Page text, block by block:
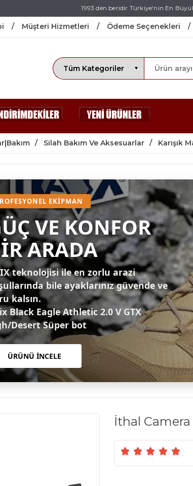
1993 den beridir Türkiye'nin En
Müşteri Hizmetleri Ödeme Seçenekleri
Silah Bakım Ve Aksesuarlar Karışık
EKIPMAN
VE KONFOR
ARADA
teknolojisi ile en zorlu arazi
bile ayaklarınız güvende ve
kalsın.
Black Eagle Athletic 2.0 V GTX
Desert Süper bot
ÜRÜNÜ İNCELE
İthal